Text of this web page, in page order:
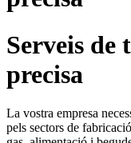
Serveis de
precisa
La vostra empresa
pels sectors de